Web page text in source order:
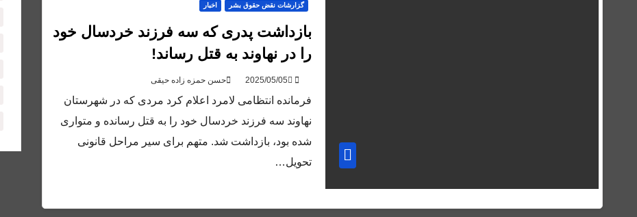
گزارشات نقض حقوق بشر اخبار
بازداشت پدری که سه فرزند خردسال خود
را در نهاوند به قتل رساند!
حسن حمزه زاده حیقی
فرمانده انتظامی لامرد اعلام کرد مردی که در شهرستان
نهاوند سه فرزند خردسال خود را به قتل رسانده و متواری
شده بود، بازداشت شد. متهم برای سیر مراحل قانونی
تحویل…